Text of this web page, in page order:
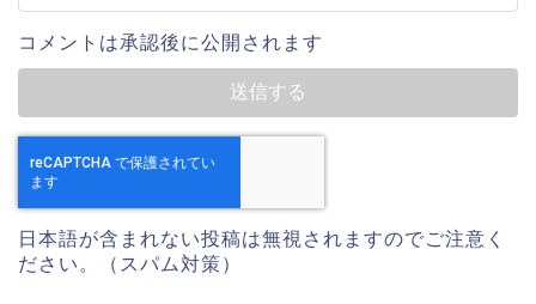
コメントは承認後に公開されます
日本語が含まれない投稿は無視されますのでご注意く
ださい。（スパム対策）